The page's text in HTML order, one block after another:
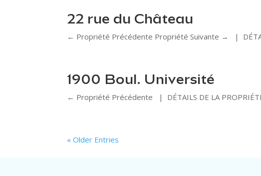
22 rue du Château
← Propriété Précédente Propriété Suivante → |
1900 Boul. Université
← Propriété Précédente | DÉTAILS DE LA
« Older Entries